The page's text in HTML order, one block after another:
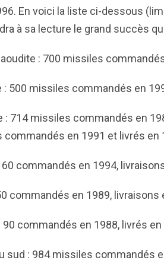
En voici la liste ci-dessous
à sa lecture le grand succès
: 700 missiles
: 500 missiles commandés en
: 714 missiles commandés en
commandés en 1991 et livrés en
commandés en 1994,
commandés en 1989, livraisons
90 commandés en 1988, livrés en
sud : 984 missiles commandés